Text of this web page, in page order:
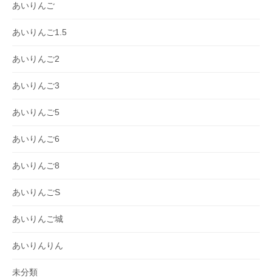
あいりんご
あいりんご1.5
あいりんご2
あいりんご3
あいりんご5
あいりんご6
あいりんご8
あいりんごS
あいりんご城
あいりんりん
未分類